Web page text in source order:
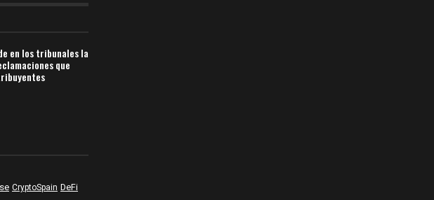
en los tribunales la
que
CryptoSpain DeFi